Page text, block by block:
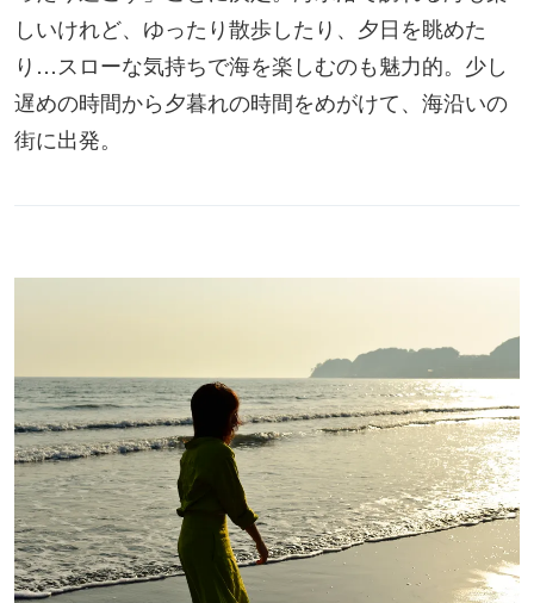
しいけれど、ゆったり散歩したり、夕日を眺めた
り…スローな気持ちで海を楽しむのも魅力的。少し
遅めの時間から夕暮れの時間をめがけて、海沿いの
街に出発。